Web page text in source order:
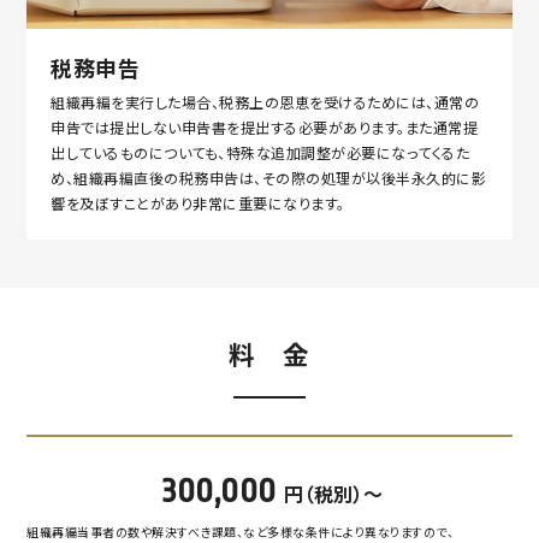
税務申告
組織再編を実行した場合、税務上の恩恵を受けるためには、通常の
申告では提出しない申告書を提出する必要があります。また通常提
出しているものについても、特殊な追加調整が必要になってくるた
め、組織再編直後の税務申告は、その際の処理が以後半永久的に影
響を及ぼすことがあり非常に重要になります。
料 金
300,000 円（税別）～
組織再編当事者の数や解決すべき課題、など多様な条件により異なりますので、